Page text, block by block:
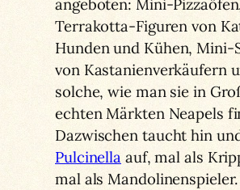
angeboten: Mini-
Terrakotta-Figuren von
Hunden und Kühen, Mini-
von Kastanienverkäufern
solche, wie man sie in
echten Märkten Neapels
Dazwischen taucht hin
Pulcinella auf, mal als
mal als